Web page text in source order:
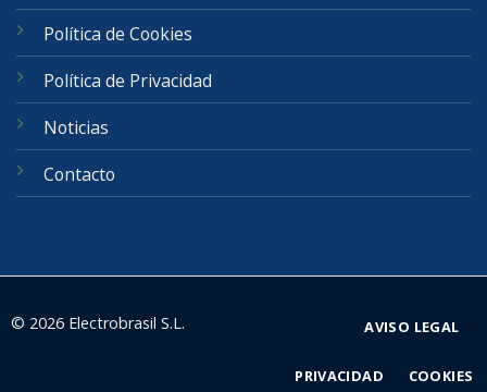
Política de Cookies
Política de Privacidad
Noticias
Contacto
© 2026 Electrobrasil S.L. AVISO LEGAL
PRIVACIDAD COOKIES